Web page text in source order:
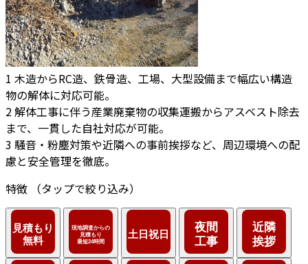
1 木造からRC造、鉄骨造、工場、大型設備まで幅広い構造
物の解体に対応可能。
2解体工事に伴う産業廃棄物の収集運搬からアスベスト除去
まで、一貫した自社対応が可能。
3 騒音・粉塵対策や近隣への事前挨拶など、周辺環境への配
慮と安全管理を徹底。
特徴
（タップで絞り込み）